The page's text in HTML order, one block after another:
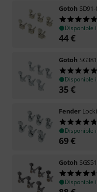
Gotoh
Disponible
44€
Gotoh
Disponible
35€
Fender
Disponible
69€
Gotoh
Disponible